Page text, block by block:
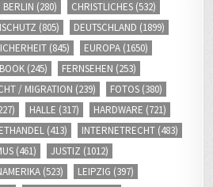
(845) EUROPA(1650)
(245) FERNSEHEN(253)
/ MIGRATION(239) FOTOS(380)
HALLE (317) HARDWARE
(413) INTERNETRECHT(483)
(461) JUSTIZ(1012)
(523) LEIPZIG(397)
NACHRICHTEN(5952)
(2797) RADIOBEITRÄGE(515)